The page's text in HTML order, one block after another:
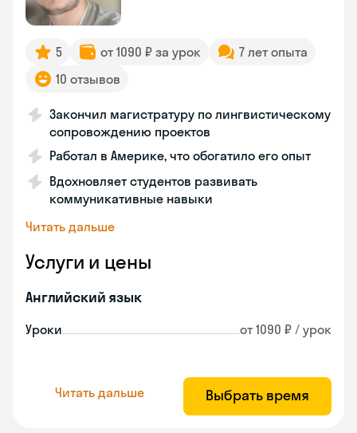
5 от 1090 ₽ за урок
7 лет опыта
10 отзывов
Закончил магистратуру по лингвистическому
сопровождению проектов
Работал в Америке, что обогатило его опыт
Вдохновляет студентов развивать
коммуникативные навыки
Читать дальше
Услуги и цены
Английский язык
Уроки от 1090 ₽ / урок
Читать дальше Выбрать время